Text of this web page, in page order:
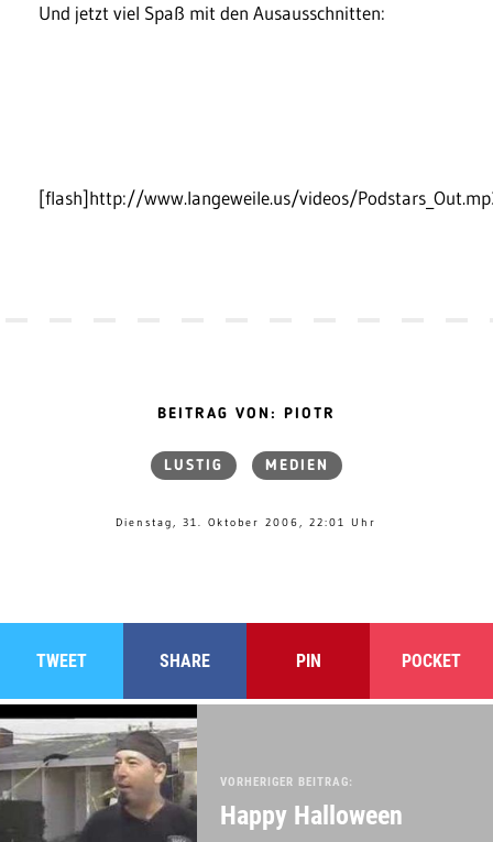
Und jetzt viel Spaß mit den Ausausschnitten:
[flash]http://www.langeweile.us/videos/
BEITRAG VON: PIOTR
LUSTIG MEDIEN
Dienstag, 31. Oktober 2006, 22:01 Uhr
TWEET SHARE PIN POCKET
VORHERIGER BEITRAG:
Happy Halloween